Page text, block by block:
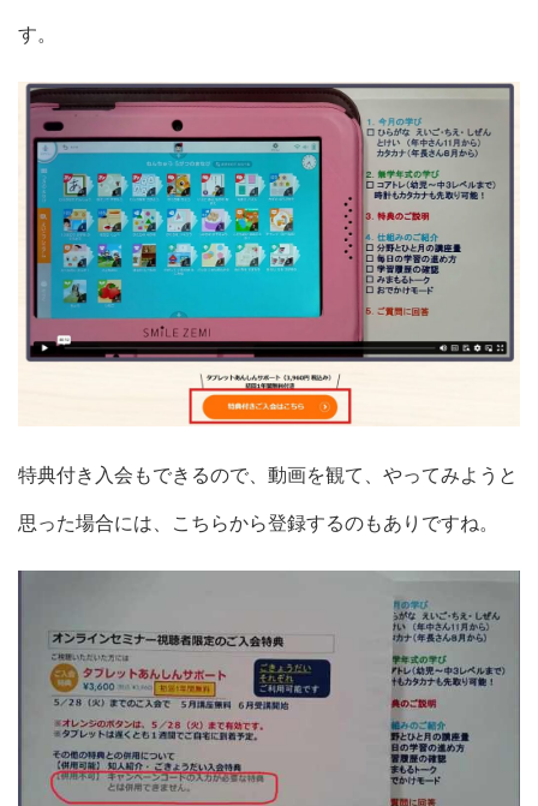
す。
特典付き入会もできるので、動画を観て、やってみようと
思った場合には、こちらから登録するのもありですね。